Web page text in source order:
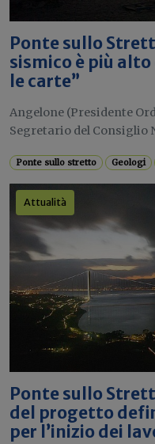
Ponte sullo
sismico è più
le carte”
Angelone (Presidente
Segretario del Consiglio
Ponte sullo stretto Geologi
Attualità
Ponte sullo
del progetto
per l’inizio dei